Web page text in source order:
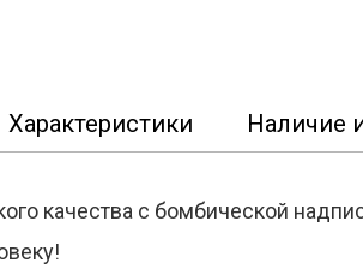
Характеристики Наличие
качества с бомбической